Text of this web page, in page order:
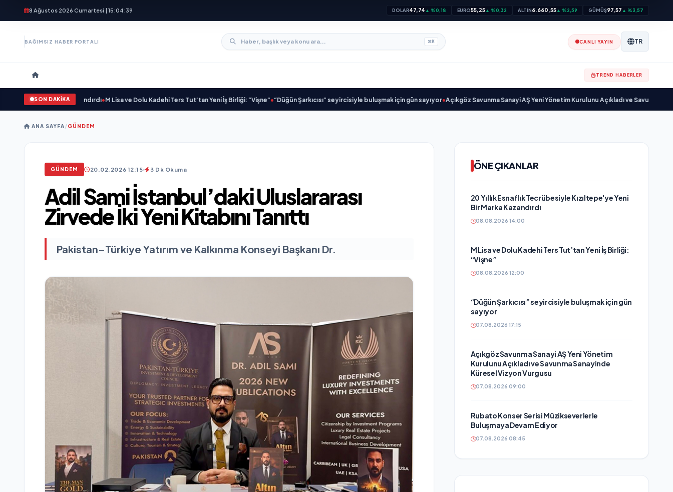
8 Ağustos 2026 Cumartesi | 15:04:41 DOLAR47,74 ▲ %0,18 EURO55,25▲ %0,32 ALTIN6.660,55▲ %2,59 GÜMÜŞ97,57 ▲ %3,57
BAĞIMSIZ HABER PORTALI ⌘K CANLI YAYIN TR
TREND HABERLER
SON DAKİKA
Bir Marka Kazandırdı• M Lisa ve Dolu Kadehi Ters Tut’tan Yeni İş Birliği: “Vişne”•“Düğün Şarkıcısı” seyircisiyle buluşmak için gün sayıyor•Açıkgöz Savunma Sanayi AŞ Yeni Yönetim Kurulunu Açıkladı ve Savunma Sanayinde
ANA SAYFA/GÜNDEM
GÜNDEM 20.02.2026 12:15 3 Dk Okuma
Adil Sami İstanbul’daki Uluslararası
Zirvede İki Yeni Kitabını Tanıttı
Pakistan–Türkiye Yatırım ve Kalkınma Konseyi Başkanı Dr.
ÖNE ÇIKANLAR
20 Yıllık Esnaflık Tecrübesiyle Kızıltepe'ye Yeni
Bir Marka Kazandırdı
08.08.2026 14:00
M Lisa ve Dolu Kadehi Ters Tut’tan Yeni İş Birliği:
“Vişne”
08.08.2026 12:00
“Düğün Şarkıcısı” seyircisiyle buluşmak için gün
sayıyor
07.08.2026 17:15
Açıkgöz Savunma Sanayi AŞ Yeni Yönetim
Kurulunu Açıkladı ve Savunma Sanayinde
Küresel Vizyon Vurgusu
07.08.2026 09:00
Rubato Konser Serisi Müzikseverlerle
Buluşmaya Devam Ediyor
07.08.2026 08:45